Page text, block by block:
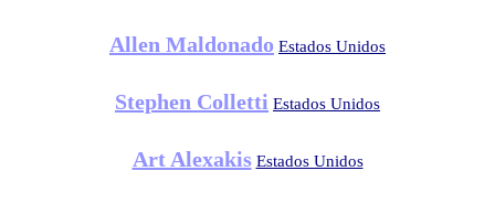
Allen Maldonado Estados Unidos
Stephen Colletti Estados Unidos
Art Alexakis Estados Unidos